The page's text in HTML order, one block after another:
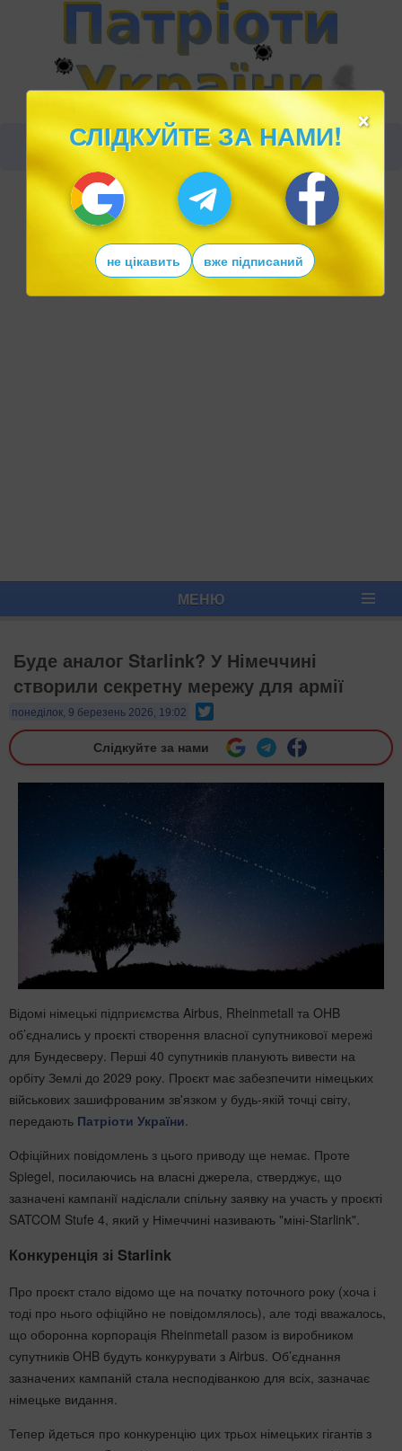
МЕНЮ
Буде аналог Starlink? У Німеччині
створили секретну мережу для армії
понеділок, 9 березень 2026, 19:02
Слідкуйте за нами
Відомі німецькі підприємства Airbus, Rheinmetall та OHB
об’єднались у проєкті створення власної супутникової мережі
для Бундесверу. Перші 40 супутників планують вивести на
орбіту Землі до 2029 року. Проєкт має забезпечити німецьких
військових зашифрованим зв'язком у будь-якій точці світу,
передають Патріоти України
Офіційних повідомлень з цього приводу ще немає. Проте
Spiegel, посилаючись на власні джерела, стверджує, що
зазначені кампанії надіслали спільну заявку на участь у проєкті
SATCOM Stufe 4, який у Німеччині називають "міні-Starlink".
Конкуренція зі Starlink
Про проєкт стало відомо ще на початку поточного року (хоча і
тоді про нього офіційно не повідомлялось), але тоді вважалось,
що оборонна корпорація Rheinmetall разом із виробником
супутників OHB будуть конкурувати з Airbus. Об’єднання
зазначених кампаній стала несподіванкою для всіх, зазначає
німецьке видання.
Тепер йдеться про конкуренцію цих трьох німецьких гігантів з
×
СЛІДКУЙТЕ ЗА НАМИ!
не цікавить вже підписаний